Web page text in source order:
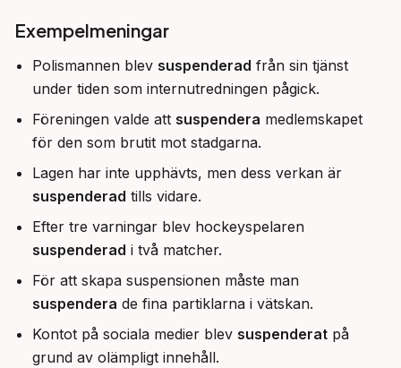
Exempelmeningar
Polismannen blev suspenderad från sin tjänst
under tiden som internutredningen pågick.
Föreningen valde att suspendera medlemskapet
för den som brutit mot stadgarna.
Lagen har inte upphävts, men dess verkan är
suspenderad tills vidare.
Efter tre varningar blev hockeyspelaren
suspenderad i två matcher.
För att skapa suspensionen måste man
suspendera de fina partiklarna i vätskan.
Kontot på sociala medier blev suspenderat på
grund av olämpligt innehåll.